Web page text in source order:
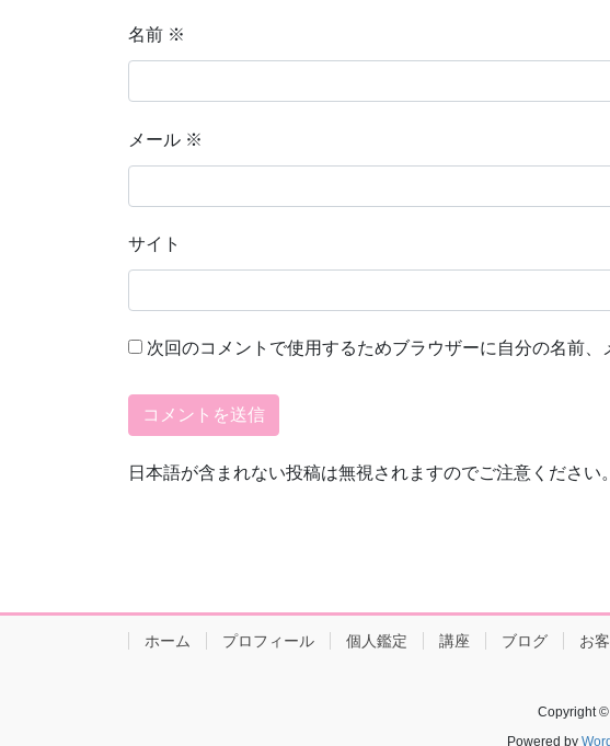
名前 ※
メール ※
サイト
次回のコメントで使用するためブラウザーに自分の名前、
日本語が含まれない投稿は無視されますのでご注意ください
ホーム プロフィール 個人鑑定 講座 ブログ お
Copyright
Powered by